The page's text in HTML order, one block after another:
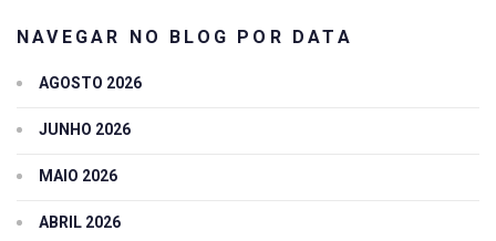
NAVEGAR NO BLOG POR DATA
AGOSTO 2026
JUNHO 2026
MAIO 2026
ABRIL 2026